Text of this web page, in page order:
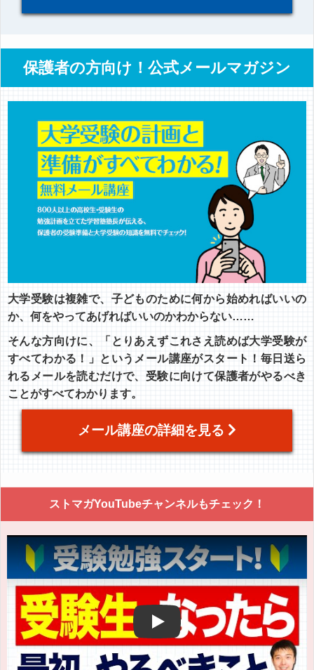
保護者の方向け！公式メールマガジン
大学受験は複雑で、子どものために何から始めればいいの
か、何をやってあげればいいのかわからない……
そんな方向けに、「とりあえずこれさえ読めば大学受験が
すべてわかる！」というメール講座がスタート！毎日送ら
れるメールを読むだけで、受験に向けて保護者がやるべき
ことがすべてわかります。
メール講座の詳細を見る
ストマガYouTubeチャンネルもチェック！
Play